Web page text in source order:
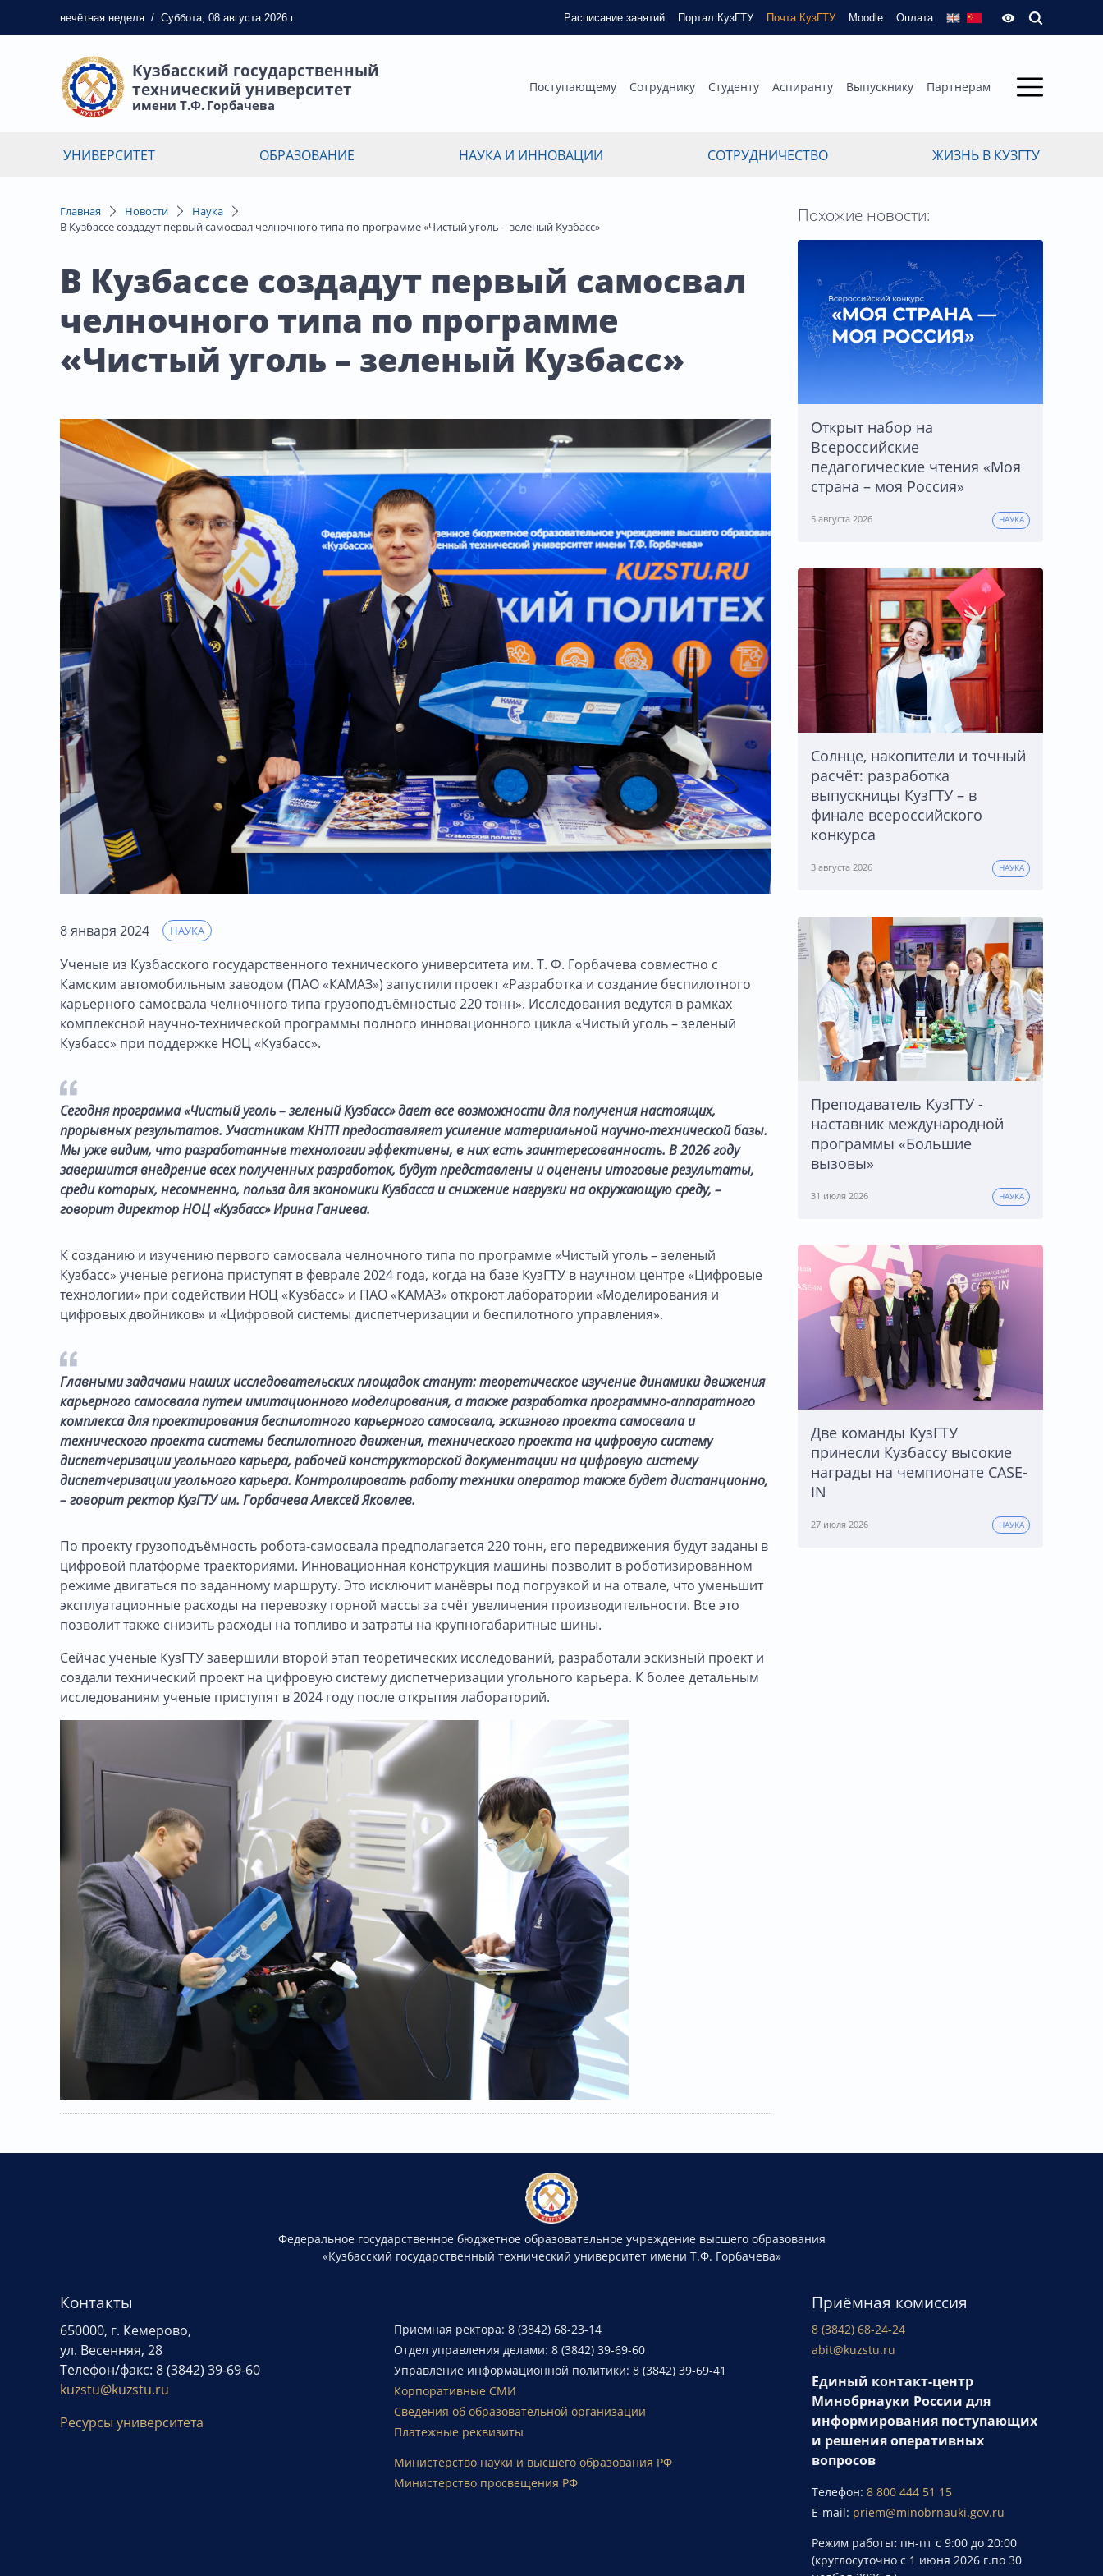
нечётная неделя / Суббота, 08 августа 2026 г. Расписание занятий Портал КузГТУ Почта КузГТУ Moodle Оплата
Кузбасский государственный
технический университет
имени Т.Ф. Горбачева
Поступающему Сотруднику Студенту Аспиранту Выпускнику Партнерам
УНИВЕРСИТЕТ ОБРАЗОВАНИЕ НАУКА И ИННОВАЦИИ СОТРУДНИЧЕСТВО ЖИЗНЬ В КУЗГТУ
Главная Новости
Наука
В Кузбассе создадут первый самосвал челночного типа по программе «Чистый уголь – зеленый Кузбасс»
В Кузбассе создадут первый самосвал
челночного типа по программе
«Чистый уголь – зеленый Кузбасс»
8 января 2024 НАУКА
Ученые из Кузбасского государственного технического университета им. Т. Ф. Горбачева совместно с
Камским автомобильным заводом (ПАО «КАМАЗ») запустили проект «Разработка и создание беспилотного
карьерного самосвала челночного типа грузоподъёмностью 220 тонн». Исследования ведутся в рамках
комплексной научно-технической программы полного инновационного цикла «Чистый уголь – зеленый
Кузбасс» при поддержке НОЦ «Кузбасс».
Сегодня программа «Чистый уголь – зеленый Кузбасс» дает все возможности для получения настоящих,
прорывных результатов. Участникам КНТП предоставляет усиление материальной научно-технической базы.
Мы уже видим, что разработанные технологии эффективны, в них есть заинтересованность. В 2026 году
завершится внедрение всех полученных разработок, будут представлены и оценены итоговые результаты,
среди которых, несомненно, польза для экономики Кузбасса и снижение нагрузки на окружающую среду, –
говорит директор НОЦ «Кузбасс» Ирина Ганиева.
К созданию и изучению первого самосвала челночного типа по программе «Чистый уголь – зеленый
Кузбасс» ученые региона приступят в феврале 2024 года, когда на базе КузГТУ в научном центре «Цифровые
технологии» при содействии НОЦ «Кузбасс» и ПАО «КАМАЗ» откроют лаборатории «Моделирования и
цифровых двойников» и «Цифровой системы диспетчеризации и беспилотного управления».
Главными задачами наших исследовательских площадок станут: теоретическое изучение динамики движения
карьерного самосвала путем имитационного моделирования, а также разработка программно-аппаратного
комплекса для проектирования беспилотного карьерного самосвала, эскизного проекта самосвала и
технического проекта системы беспилотного движения, технического проекта на цифровую систему
диспетчеризации угольного карьера, рабочей конструкторской документации на цифровую систему
диспетчеризации угольного карьера. Контролировать работу техники оператор также будет дистанционно,
– говорит ректор КузГТУ им. Горбачева Алексей Яковлев.
По проекту грузоподъёмность робота-самосвала предполагается 220 тонн, его передвижения будут заданы в
цифровой платформе траекториями. Инновационная конструкция машины позволит в роботизированном
режиме двигаться по заданному маршруту. Это исключит манёвры под погрузкой и на отвале, что уменьшит
эксплуатационные расходы на перевозку горной массы за счёт увеличения производительности. Все это
позволит также снизить расходы на топливо и затраты на крупногабаритные шины.
Сейчас ученые КузГТУ завершили второй этап теоретических исследований, разработали эскизный проект и
создали технический проект на цифровую систему диспетчеризации угольного карьера. К более детальным
исследованиям ученые приступят в 2024 году после открытия лабораторий.
Похожие новости:
Открыт набор на
Всероссийские
педагогические чтения «Моя
страна – моя Россия»
5 августа 2026 НАУКА
Солнце, накопители и точный
расчёт: разработка
выпускницы КузГТУ – в
финале всероссийского
конкурса
3 августа 2026 НАУКА
Преподаватель КузГТУ -
наставник международной
программы «Большие
вызовы»
31 июля 2026 НАУКА
Две команды КузГТУ
принесли Кузбассу высокие
награды на чемпионате CASE-
IN
27 июля 2026 НАУКА
Федеральное государственное бюджетное образовательное учреждение высшего образования
«Кузбасский государственный технический университет имени Т.Ф. Горбачева»
Контакты
650000, г. Кемерово,
ул. Весенняя, 28
Телефон/факс: 8 (3842) 39-69-60
kuzstu@kuzstu.ru
Ресурсы университета
Приемная ректора: 8 (3842) 68-23-14
Отдел управления делами: 8 (3842) 39-69-60
Управление информационной политики: 8 (3842) 39-69-41
Корпоративные СМИ
Сведения об образовательной организации
Платежные реквизиты
Министерство науки и высшего образования РФ
Министерство просвещения РФ
Приёмная комиссия
8 (3842) 68-24-24
abit@kuzstu.ru
Единый контакт-центр
Минобрнауки России для
информирования поступающих
и решения оперативных
вопросов
Телефон:8 800 444 51 15
E-mail: priem@minobrnauki.gov.ru
Режим работы: пн-пт с 9:00 до 20:00
(круглосуточно с 1 июня 2026 г.по 30